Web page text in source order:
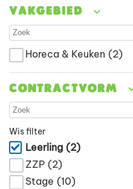
Vakgebied
Horeca & Keuken (2)
Contractvorm
Wis filter
Leerling (2)
ZZP (2)
Stage (10)